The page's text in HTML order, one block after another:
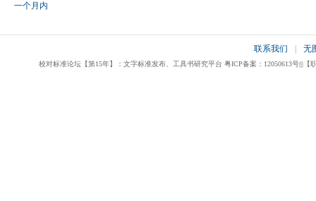
一个月内
联系我们 无
校对标准论坛【第15年】：文字标准发布、工具书研究平台 粤ICP备案：12050613号|||【